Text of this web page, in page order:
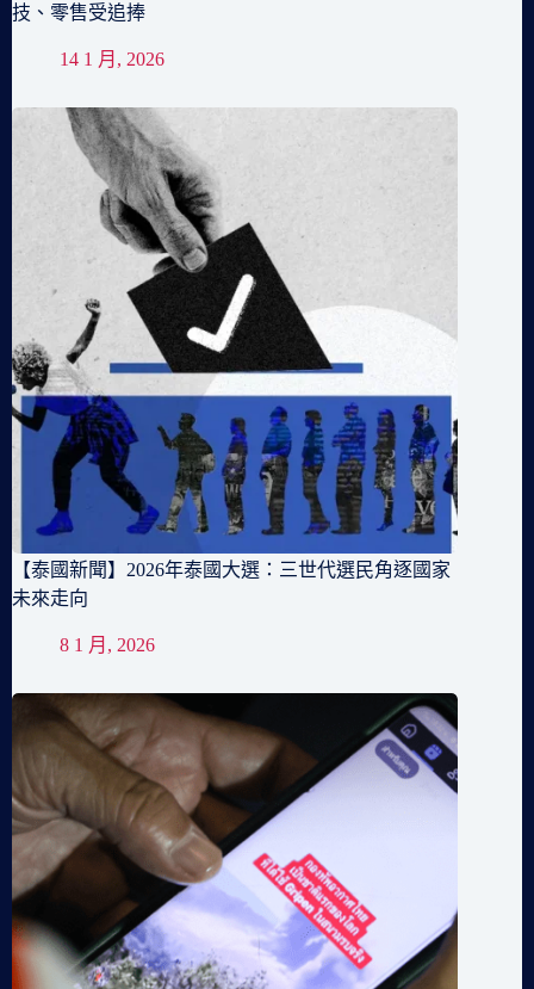
技、零售受追捧
14 1 月, 2026
【泰國新聞】2026年泰國大選：三世代選民角逐國家
未來走向
8 1 月, 2026